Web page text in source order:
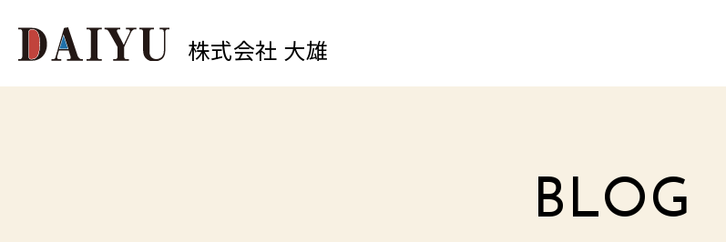
株式会社 大雄
BLOG